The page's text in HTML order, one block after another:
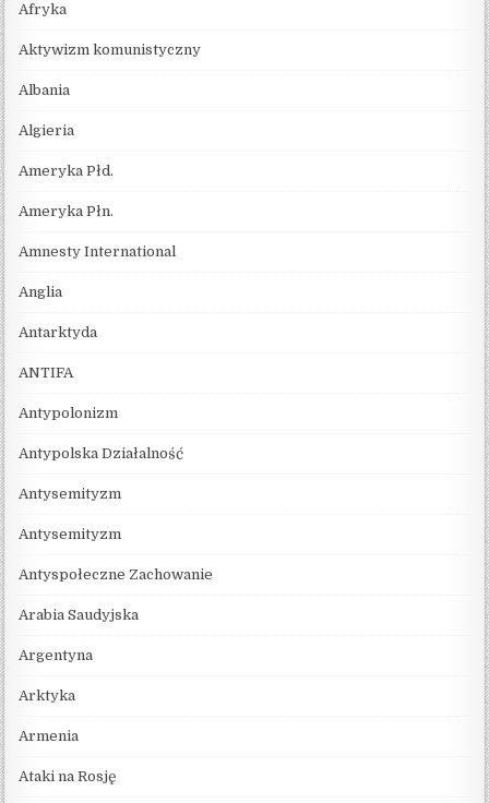
Afryka
Aktywizm komunistyczny
Albania
Algieria
Ameryka Płd.
Ameryka Płn.
Amnesty International
Anglia
Antarktyda
ANTIFA
Antypolonizm
Antypolska Działalność
Antysemityzm
Antysemityzm
Antyspołeczne Zachowanie
Arabia Saudyjska
Argentyna
Arktyka
Armenia
Ataki na Rosję